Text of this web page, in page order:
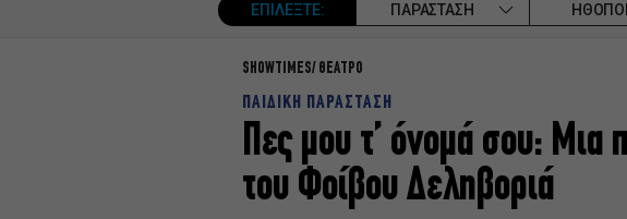
ΕΠΙΛΕΞΤΕ: ΠΑΡΑΣΤΑΣΗ
SHOWTIMES ΘΕΑΤΡΟ
ΠΑΙΔΙΚΗ ΠΑΡΑΣΤΑΣΗ
Πες μου τ’ όνομά σου: Μια
του Φοίβου Δεληβοριά